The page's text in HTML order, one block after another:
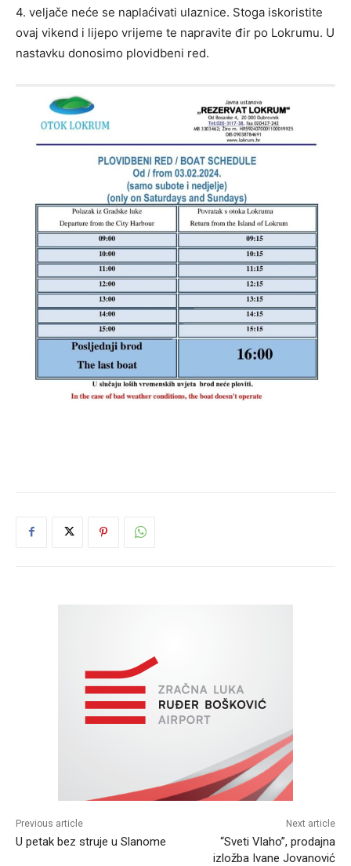
4. veljače neće se naplaćivati ulaznice. Stoga iskoristite
ovaj vikend i lijepo vrijeme te napravite đir po Lokrumu. U
nastavku donosimo plovidbeni red.
Previous article
U petak bez struje u Slanome
Next article
“Sveti Vlaho”, prodajna
izložba Ivane Jovanović